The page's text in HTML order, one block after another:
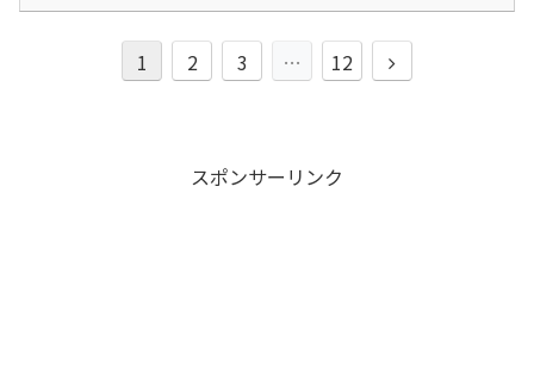
1 2 3 … 12
次
スポンサーリンク